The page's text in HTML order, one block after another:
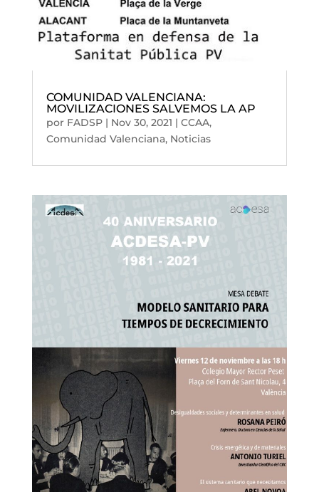
COMUNIDAD VALENCIANA:
MOVILIZACIONES SALVEMOS LA AP
por FADSP| Nov 30, 2021 | CCAA,
Comunidad Valenciana, Noticias